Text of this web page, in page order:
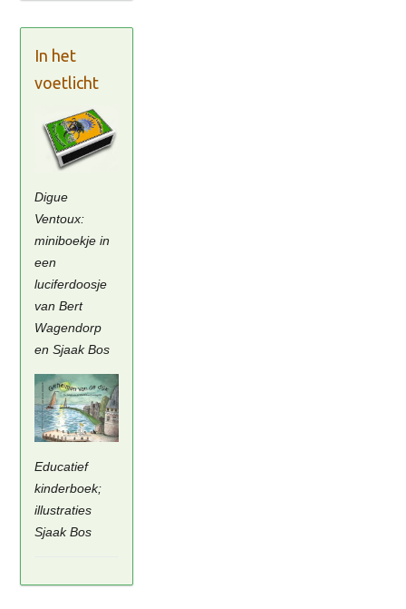
In het
voetlicht
Digue
Ventoux:
miniboekje in
een
luciferdoosje
van Bert
Wagendorp
en Sjaak Bos
Educatief
kinderboek;
illustraties
Sjaak Bos